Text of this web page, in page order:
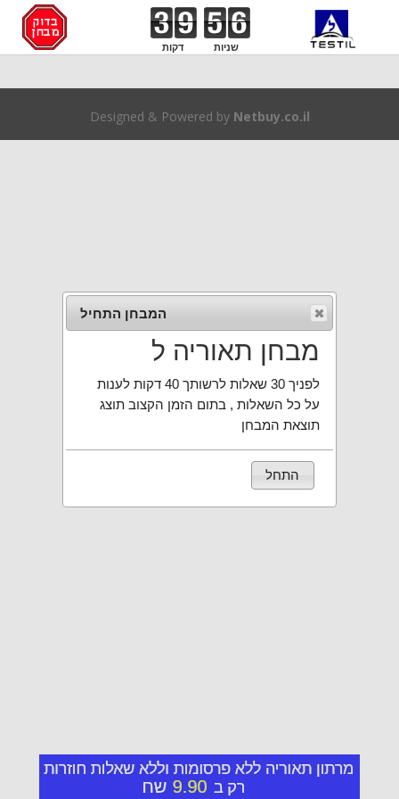
דקות שניות
Designed & Powered by Netbuy.co.il
המבחן התחיל
מבחן תאוריה ל
לפניך 30 שאלות לרשותך 40 דקות לענות
על כל השאלות , בתום הזמן הקצוב תוצג
תוצאת המבחן
התחל